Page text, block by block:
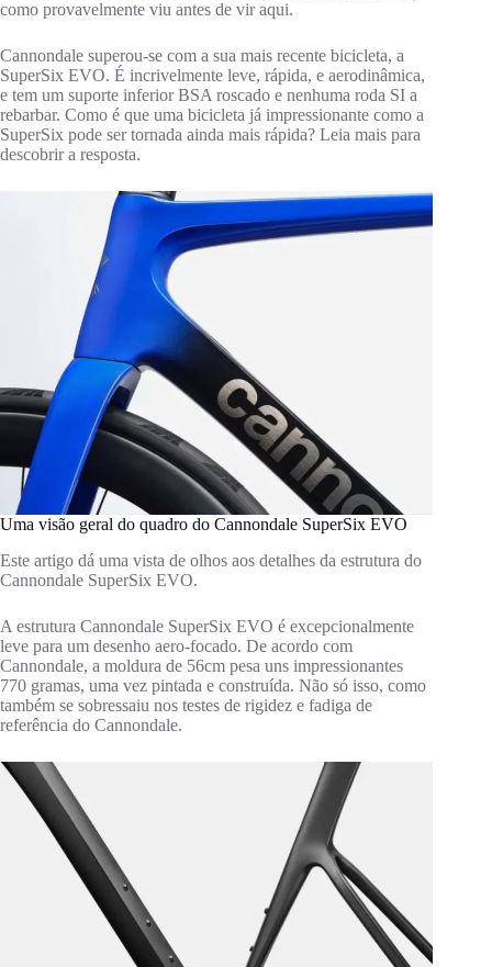
como provavelmente viu antes de vir aqui.
Cannondale superou-se com a sua mais recente bicicleta, a
SuperSix EVO. É incrivelmente leve, rápida, e aerodinâmica,
e tem um suporte inferior BSA roscado e nenhuma roda SI a
rebarbar. Como é que uma bicicleta já impressionante como a
SuperSix pode ser tornada ainda mais rápida? Leia mais para
descobrir a resposta.
Uma visão geral do quadro do Cannondale SuperSix EVO
Este artigo dá uma vista de olhos aos detalhes da estrutura do
Cannondale SuperSix EVO.
A estrutura Cannondale SuperSix EVO é excepcionalmente
leve para um desenho aero-focado. De acordo com
Cannondale, a moldura de 56cm pesa uns impressionantes
770 gramas, uma vez pintada e construída. Não só isso, como
também se sobressaiu nos testes de rigidez e fadiga de
referência do Cannondale.